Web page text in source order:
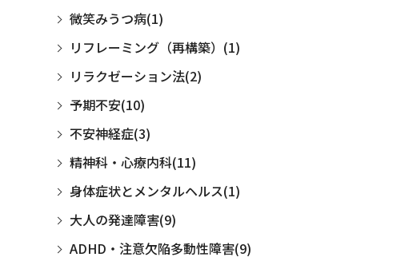
微笑みうつ病(1)
リフレーミング（再構築）(1)
リラクゼーション法(2)
予期不安(10)
不安神経症(3)
精神科・心療内科(11)
身体症状とメンタルヘルス(1)
大人の発達障害(9)
ADHD・注意欠陥多動性障害(9)